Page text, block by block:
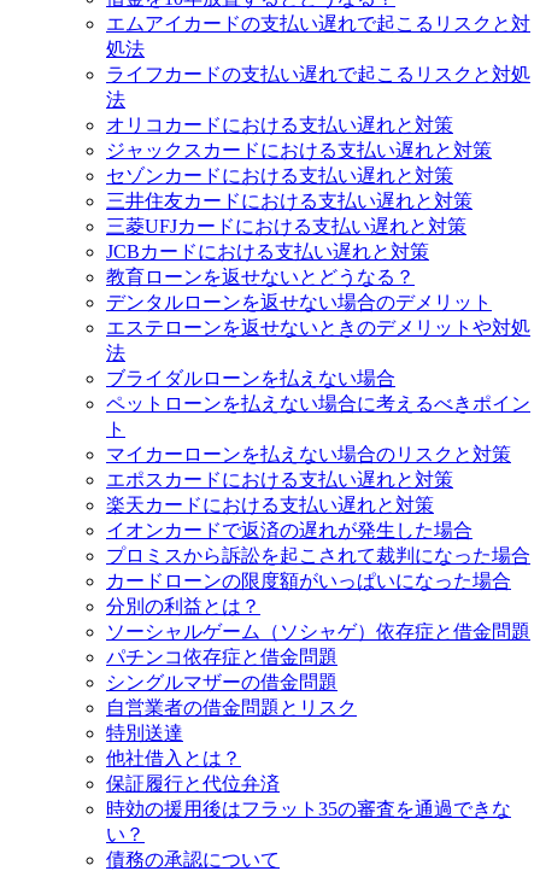
エムアイカードの支払い遅れで起こるリスクと対
処法
ライフカードの支払い遅れで起こるリスクと対処
法
オリコカードにおける支払い遅れと対策
ジャックスカードにおける支払い遅れと対策
セゾンカードにおける支払い遅れと対策
三井住友カードにおける支払い遅れと対策
三菱UFJカードにおける支払い遅れと対策
JCBカードにおける支払い遅れと対策
教育ローンを返せないとどうなる？
デンタルローンを返せない場合のデメリット
エステローンを返せないときのデメリットや対処
法
ブライダルローンを払えない場合
ペットローンを払えない場合に考えるべきポイン
ト
マイカーローンを払えない場合のリスクと対策
エポスカードにおける支払い遅れと対策
楽天カードにおける支払い遅れと対策
イオンカードで返済の遅れが発生した場合
プロミスから訴訟を起こされて裁判になった場合
カードローンの限度額がいっぱいになった場合
分別の利益とは？
ソーシャルゲーム（ソシャゲ）依存症と借金問題
パチンコ依存症と借金問題
シングルマザーの借金問題
自営業者の借金問題とリスク
特別送達
他社借入とは？
保証履行と代位弁済
時効の援用後はフラット35の審査を通過できな
い？
債務の承認について